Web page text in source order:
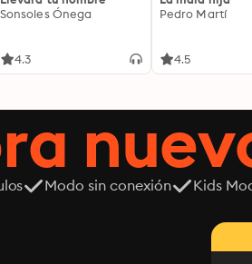
Sonsoles Ónega
4.3
Pedro Martí
4.5
Modo sin conexión Kids